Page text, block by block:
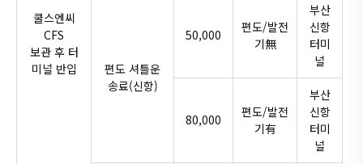
쿨스엔씨
CFS
보관 후 터
미널 반입
편도 셔틀운
송료(신항)
50,000
편도/발전
기無
부산
신항
터미
널
80,000
편도/발전
기有
부산
신항
터미
널